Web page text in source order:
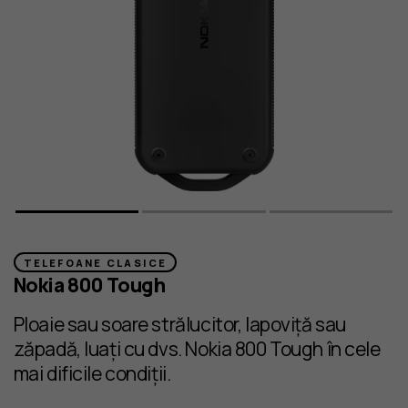
TELEFOANE CLASICE
Nokia 800 Tough
Ploaie sau soare strălucitor, lapoviță sau
zăpadă, luați cu dvs. Nokia 800 Tough în cele
mai dificile condiții.